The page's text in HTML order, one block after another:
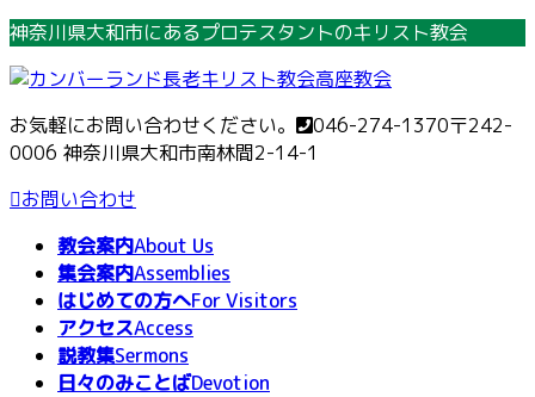
コ
テ
ン
ツ
へ
ス
ナ
ゲ
ー
シ
ョ
ン
神奈川県大和市にあるプロテスタントのキリスト教会
お気軽にお問い合わせください。 046-274-1370〒242-
0006 神奈川県大和市南林間2-14-1
お問い合わせ
教会案内About Us
集会案内Assemblies
はじめての方へFor Visitors
アクセスAccess
説教集Sermons
日々のみことばDevotion